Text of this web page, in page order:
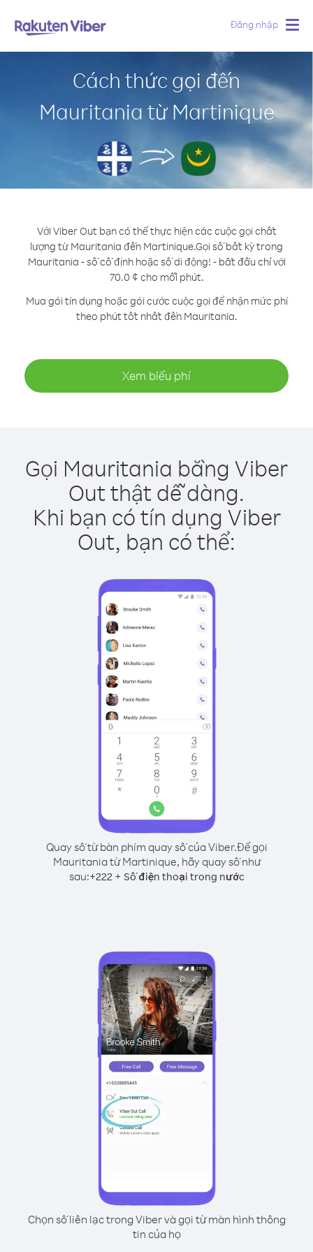
Đăng nhập
Cách thức gọi đến
Mauritania từ Martinique
Với Viber Out bạn có thể thực hiện các cuộc gọi chất
lượng từ Mauritania đến Martinique.Gọi số bất kỳ trong
Mauritania - số cố định hoặc số di động! - bắt đầu chỉ với
70.0 ¢ cho mỗi phút.
Mua gói tín dụng hoặc gói cước cuộc gọi để nhận mức phí
theo phút tốt nhất đến Mauritania.
Xem biểu phí
Gọi Mauritania bằng Viber
Out thật dễ dàng.
Khi bạn có tín dụng Viber
Out, bạn có thể:
Quay số từ bàn phím quay số của Viber.Để gọi
Mauritania từ Martinique, hãy quay số như
sau:+222+ Số điện thoại trong nước
Chọn số liên lạc trong Viber và gọi từ màn hình thông
tin của họ